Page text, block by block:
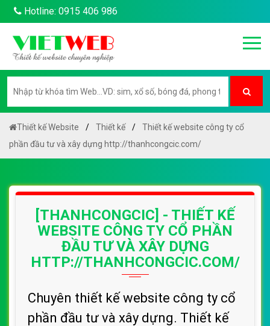
Hotline: 0915 406 986
Thiết kế Website Thiết kế
Thiết kế website công ty cổ
phần đầu tư và xây dựng http://thanhcongcic.com/
[THANHCONGCIC] - THIẾT KẾ
WEBSITE CÔNG TY CỔ PHẦN
ĐẦU TƯ VÀ XÂY DỰNG
HTTP://THANHCONGCIC.COM/
Chuyên thiết kế website công ty cổ
phần đầu tư và xây dựng. Thiết kế